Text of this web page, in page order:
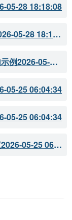
05-28 18:18:08
2026-05-28 18:18:07
例 2026-05-28 18:18:05
05-25 06:04:34
05-25 06:04:34
2026-05-25 06:04:33